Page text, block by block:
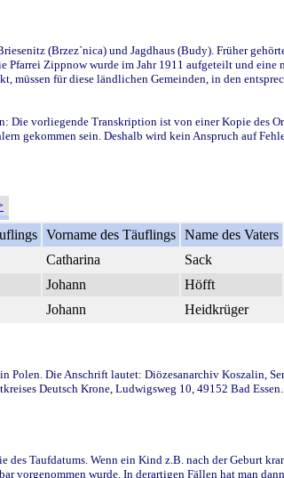
(Brzez`nica) und Jagdhaus (Budy). Früher
Zippnow wurde im Jahr 1911 aufgeteilt und
für diese ländlichen Gemeinden, in den
Die vorliegende Transkription ist von einer Kopie des
gekommen sein. Deshalb wird kein Anspruch auf
Vorname des Täuflings Name des Vaters
Catharina Sack
Johann Höfft
Johann Heidkrüger
Die Anschrift lautet: Diözesanarchiv Koszalin,
Deutsch Krone, Ludwigsweg 10, 49152 Bad
Taufdatums. Wenn ein Kind z.B. nach der Geburt
vorgenommen wurde. In derartigen Fällen hat man